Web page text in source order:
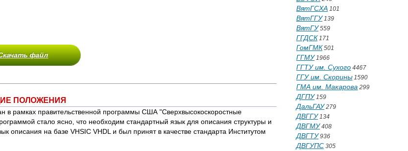
файл
ПОЛОЖЕНИЯ
в рамках правительственной программы США "Сверхвысокоскоростные
стало ясно, что необходим стандартный язык для описания структуры и
на базе VHSIC VHDL и был принят в качестве стандарта Институтом
ВятГСХА 101
ВятГГУ139
ВятГУ559
ГГДСК 171
ГомГМК 501
ГГМУ1966
ГГТУ им. Сухого 4467
ГГУ им. Скорины 1590
ГМА им. Макарова 299
ДГПУ159
ДальГАУ279
ДВГГУ134
ДВГМУ408
ДВГТУ936
ДВГУПС 305